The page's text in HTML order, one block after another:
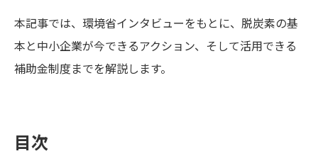
本記事では、環境省インタビューをもとに、脱炭素の基
本と中小企業が今できるアクション、そして活用できる
補助金制度までを解説します。
目次